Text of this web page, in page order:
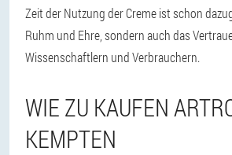
Zeit der Nutzung der Creme ist schon
Ruhm und Ehre, sondern auch das
Wissenschaftlern und Verbrauchern.
WIE ZU KAUFEN
KEMPTEN